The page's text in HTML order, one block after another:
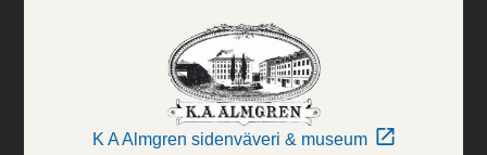
K A Almgren sidenväveri & museum